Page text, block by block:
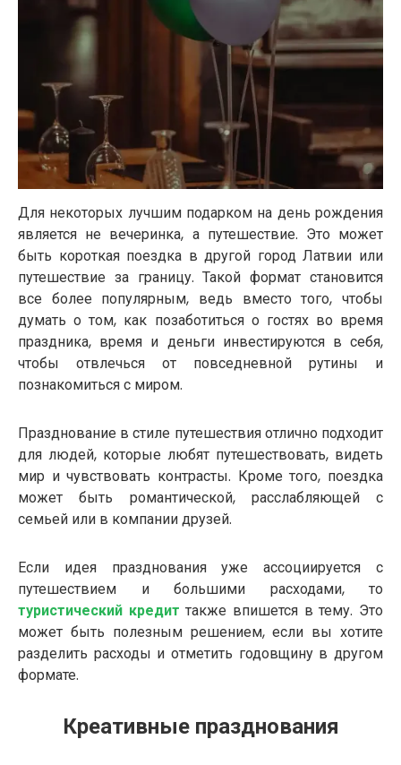
Для некоторых лучшим подарком на день рождения
является не вечеринка, а путешествие. Это может
быть короткая поездка в другой город Латвии или
путешествие за границу. Такой формат становится
все более популярным, ведь вместо того, чтобы
думать о том, как позаботиться о гостях во время
праздника, время и деньги инвестируются в себя,
чтобы отвлечься от повседневной рутины и
познакомиться с миром.
Празднование в стиле путешествия отлично подходит
для людей, которые любят путешествовать, видеть
мир и чувствовать контрасты. Кроме того, поездка
может быть романтической, расслабляющей с
семьей или в компании друзей.
Если идея празднования уже ассоциируется с
путешествием и большими расходами, то
туристический кредит также впишется в тему. Это
может быть полезным решением, если вы хотите
разделить расходы и отметить годовщину в другом
формате.
Креативные празднования